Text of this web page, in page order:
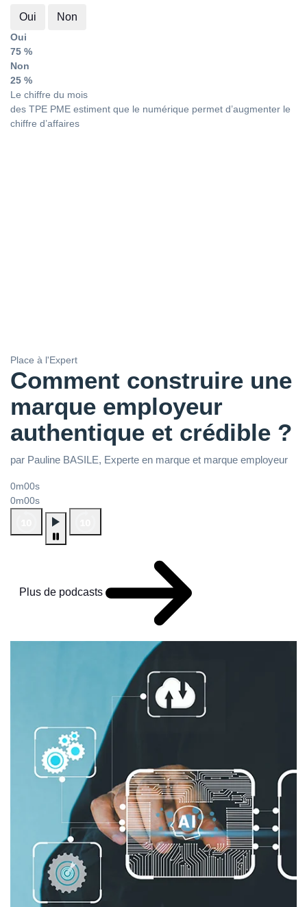
Oui Non
Oui
75 %
Non
25 %
Le chiffre du mois
des TPE PME estiment que le numérique permet d’augmenter le
chiffre d’affaires
Place à l'Expert
Comment construire une
marque employeur
authentique et crédible ?
par Pauline BASILE, Experte en marque et marque employeur
0m00s
0m00s
Plus de podcasts